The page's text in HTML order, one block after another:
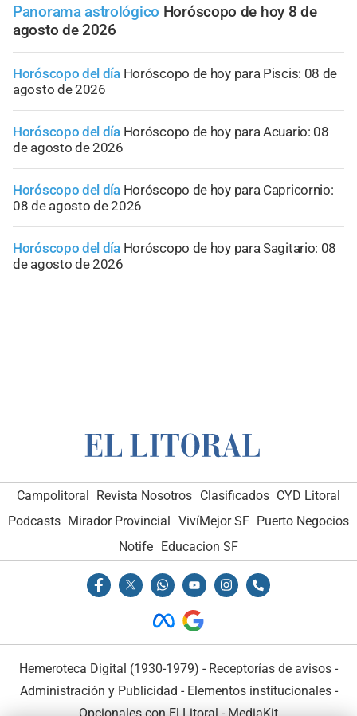
Panorama astrológico Horóscopo de hoy 8 de
agosto de 2026
Horóscopo del día Horóscopo de hoy para Piscis: 08 de
agosto de 2026
Horóscopo del día Horóscopo de hoy para Acuario: 08
de agosto de 2026
Horóscopo del día Horóscopo de hoy para Capricornio:
08 de agosto de 2026
Horóscopo del día Horóscopo de hoy para Sagitario: 08
de agosto de 2026
Campolitoral Revista Nosotros Clasificados CYD Litoral
Podcasts Mirador Provincial VivíMejor SF Puerto Negocios
Notife Educacion SF
Hemeroteca Digital (1930-1979) - Receptorías de avisos -
Administración y Publicidad - Elementos institucionales-